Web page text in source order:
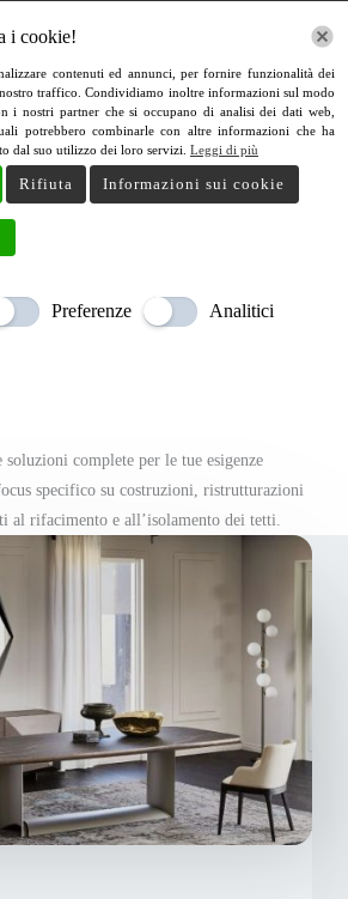
complete per le tue esigenze
specifico su costruzioni, ristrutturazioni
al rifacimento e all’isolamento dei tetti.
i cookie!
contenuti ed annunci, per fornire funzionalità dei
traffico. Condividiamo inoltre informazioni sul modo
i nostri partner che si occupano di analisi dei dati web,
potrebbero combinarle con altre informazioni che ha
dal suo utilizzo dei loro servizi. Leggi di più
Rifiuta Informazioni sui cookie
Preferenze Analitici